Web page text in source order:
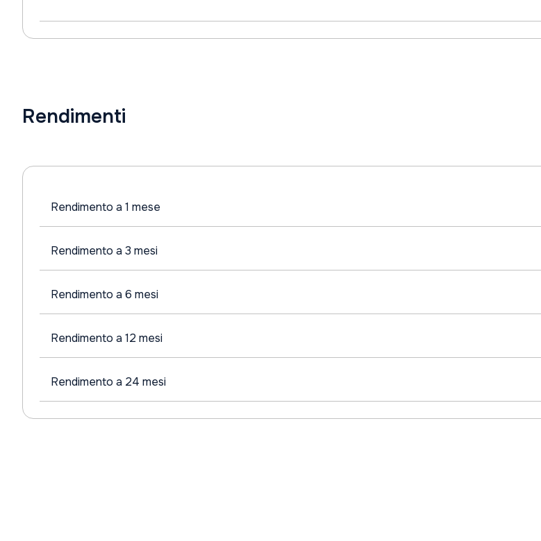
Rendimenti
Rendimento a 1 mese
Rendimento a 3 mesi
Rendimento a 6 mesi
Rendimento a 12 mesi
Rendimento a 24 mesi